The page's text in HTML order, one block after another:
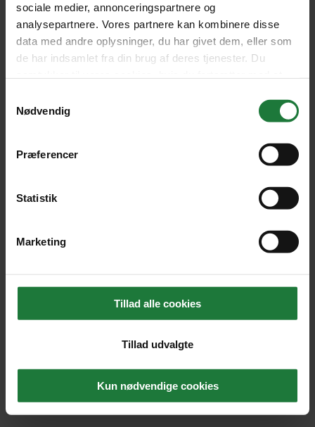
sociale medier, annonceringspartnere og
analysepartnere. Vores partnere kan kombinere disse
data med andre oplysninger, du har givet dem, eller som
de har indsamlet fra din brug af deres tjenester. Du
Nødvendig
Præferencer
Statistik
Marketing
Tillad alle cookies
Tillad udvalgte
Kun nødvendige cookies